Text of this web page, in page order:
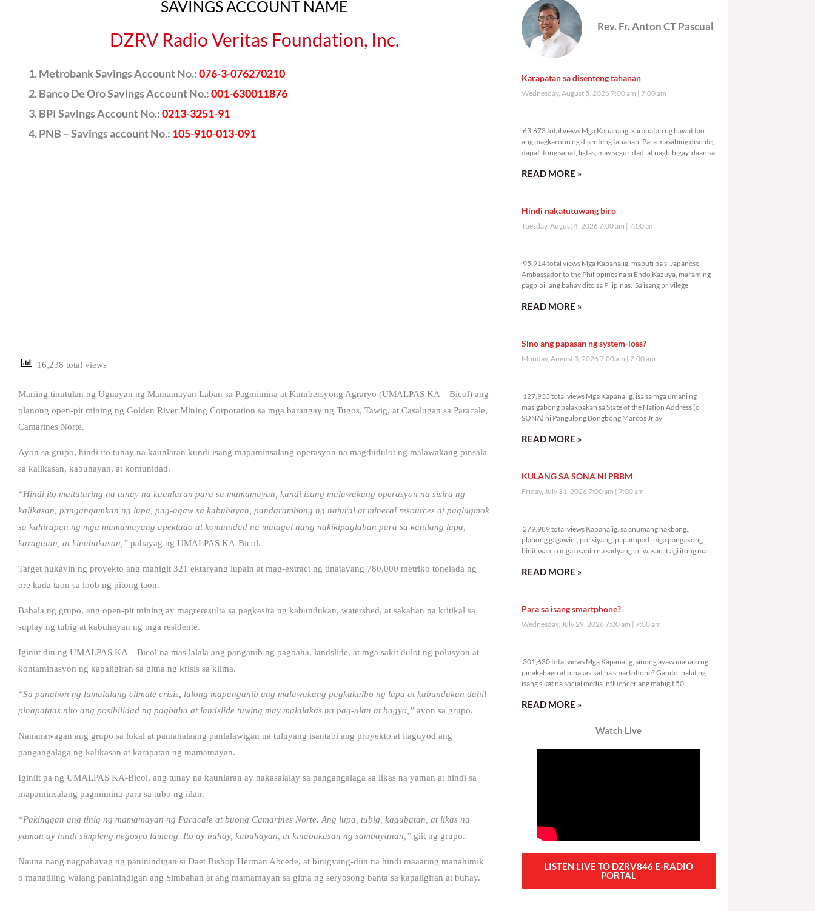
SAVINGS ACCOUNT NAME
DZRV Radio Veritas Foundation, Inc.
Metrobank Savings Account No.:076-3-076270210
Banco De Oro Savings Account No.:001-630011876
BPI Savings Account No.:0213-3251-91
PNB – Savings account No.: 105-910-013-091
16,238 total views
Mariing tinutulan ng Ugnayan ng Mamamayan Laban sa Pagmimina at Kumbersyong Agraryo (UMALPAS KA – Bicol) ang
planong open-pit mining ng Golden River Mining Corporation sa mga barangay ng Tugos, Tawig, at Casalugan sa Paracale,
Camarines Norte.
Ayon sa grupo, hindi ito tunay na kaunlaran kundi isang mapaminsalang operasyon na magdudulot ng malawakang pinsala
sa kalikasan, kabuhayan, at komunidad.
“Hindi ito maituturing na tunay na kaunlaran para sa mamamayan, kundi isang malawakang operasyon na sisira ng
kalikasan, pangangamkan ng lupa, pag-agaw sa kabuhayan, pandarambong ng natural at mineral resources at paglugmok
sa kahirapan ng mga mamamayang apektado at komunidad na matagal nang nakikipaglaban para sa kanilang lupa,
karagatan, at kinabukasan,” pahayag ng UMALPAS KA-Bicol.
Target hukayin ng proyekto ang mahigit 321 ektaryang lupain at mag-extract ng tinatayang 780,000 metriko tonelada ng
ore kada taon sa loob ng pitong taon.
Babala ng grupo, ang open-pit mining ay magreresulta sa pagkasira ng kabundukan, watershed, at sakahan na kritikal sa
suplay ng tubig at kabuhayan ng mga residente.
Iginiit din ng UMALPAS KA – Bicol na mas lalala ang panganib ng pagbaha, landslide, at mga sakit dulot ng polusyon at
kontaminasyon ng kapaligiran sa gitna ng krisis sa klima.
“Sa panahon ng lumalalang climate crisis, lalong mapanganib ang malawakang pagkakalbo ng lupa at kabundukan dahil
pinapataas nito ang posibilidad ng pagbaha at landslide tuwing may malalakas na pag-ulan at bagyo,” ayon sa grupo.
Nananawagan ang grupo sa lokal at pamahalaang panlalawigan na tuluyang isantabi ang proyekto at itaguyod ang
pangangalaga ng kalikasan at karapatan ng mamamayan.
Iginiit pa ng UMALPAS KA-Bicol, ang tunay na kaunlaran ay nakasalalay sa pangangalaga sa likas na yaman at hindi sa
mapaminsalang pagmimina para sa tubo ng iilan.
“Pakinggan ang tinig ng mamamayan ng Paracale at buong Camarines Norte. Ang lupa, tubig, kagubatan, at likas na
yaman ay hindi simpleng negosyo lamang. Ito ay buhay, kabuhayan, at kinabukasan ng sambayanan,” giit ng grupo.
Nauna nang nagpahayag ng paninindigan si Daet Bishop Herman Abcede, at binigyang-diin na hindi maaaring manahimik
o manatiling walang paninindigan ang Simbahan at ang mamamayan sa gitna ng seryosong banta sa kapaligiran at buhay.
Rev. Fr. Anton CT Pascual
Karapatan sa disenteng tahanan
Wednesday, August 5, 2026 7:00 am 7:00 am
63,673 total views Mga Kapanalig, karapatan ng bawat tao
ang magkaroon ng disenteng tahanan. Para masabing disente,
dapat itong sapat, ligtas, may seguridad, at nagbibigay-daan sa
READ MORE »
Hindi nakatutuwang biro
Tuesday, August 4, 2026 7:00 am 7:00 am
95,914 total views Mga Kapanalig, mabuti pa si Japanese
Ambassador to the Philippines na si Endo Kazuya, maraming
pagpipiliang bahay dito sa Pilipinas. Sa isang privilege
READ MORE »
Sino ang papasan ng system-loss?
Monday, August 3, 2026 7:00 am 7:00 am
127,933 total views Mga Kapanalig, isa sa mga umani ng
masigabong palakpakan sa State of the Nation Address (o
SONA) ni Pangulong Bongbong Marcos Jr ay
READ MORE »
KULANG SA SONA NI PBBM
Friday, July 31, 2026 7:00 am 7:00 am
279,989 total views Kapanalig, sa anumang hakbang.,
planong gagawin., polisiyang ipapatupad.,mga pangakong
binitiwan, o mga usapin na sadyang iniiwasan. Lagi itong may
READ MORE »
Para sa isang smartphone?
Wednesday, July 29, 2026 7:00 am 7:00 am
301,630 total views Mga Kapanalig, sinong ayaw manalo ng
pinakabago at pinakasikat na smartphone? Ganito inakit ng
isang sikat na social media influencer ang mahigit 50
READ MORE »
Watch Live
LISTEN LIVE TO DZRV846 E-RADIO
PORTAL